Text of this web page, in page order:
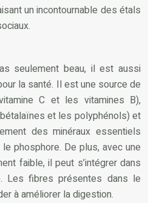
un incontournable des étals
seulement beau, il est aussi
la santé. Il est une source de
C et les vitamines B),
et les polyphénols) et
des minéraux essentiels
phosphore. De plus, avec une
faible, il peut s’intégrer dans
Les fibres présentes dans le
à améliorer la digestion.